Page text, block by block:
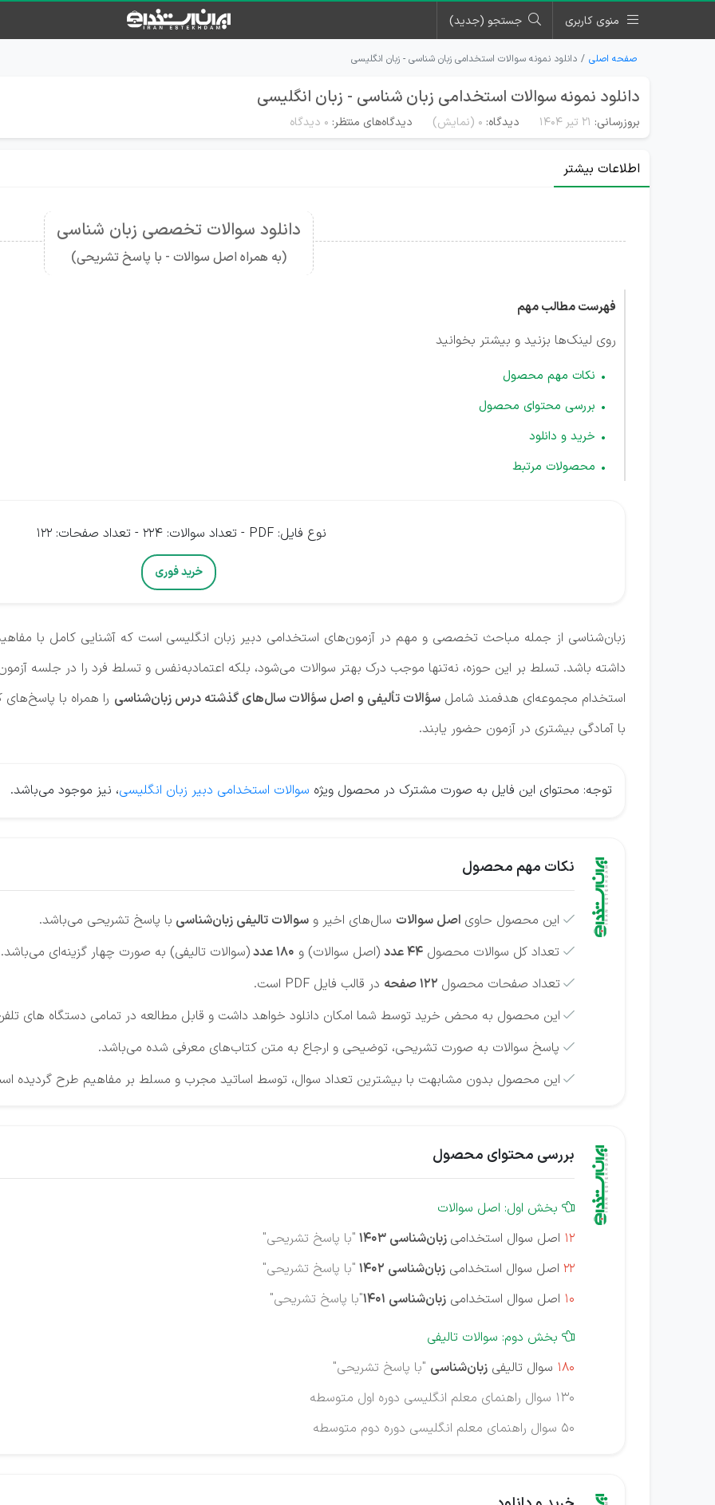
منوی کاربری جستجو (جدید)
صفحه اصلی دانلود نمونه سوالات استخدامی زبان شناسی - زبان انگلیسی
دانلود نمونه سوالات استخدامی زبان شناسی - زبان انگلیسی
بروزرسانی: ۲۱ تیر ۱۴۰۴ دیدگاه: 0 (نمایش) دیدگاه‌های منتظر: ۰ دیدگاه
اطلاعات بیشتر
دانلود سوالات تخصصی زبان شناسی
(به همراه اصل سوالات - با پاسخ تشریحی)
فهرست مطالب مهم
روی لینک‌ها بزنید و بیشتر بخوانید
نکات مهم محصول
بررسی محتوای محصول
خرید و دانلود
محصولات مرتبط
نوع فایل: PDF - تعداد سوالات: 224 - تعداد صفحات: 122
خرید فوری
زبان‌شناسی از جمله مباحث تخصصی و مهم در آزمون‌های استخدامی دبیر زبان انگلیسی است که آشنایی کامل با
داشته باشد. تسلط بر این حوزه، نه‌تنها موجب درک بهتر سوالات می‌شود، بلکه اعتمادبه‌نفس و تسلط فرد را در جلسه
استخدام مجموعه‌ای هدفمند شاملسؤالات تألیفی و اصل سؤالات سال‌های گذشته درس زبان‌شناسی را همراه با
با آمادگی بیشتری در آزمون حضور یابند.
توجه: محتوای این فایل به صورت مشترک در محصول ویژه سوالات استخدامی دبیر زبان انگلیسی، نیز موجود می‌باشد.
نکات مهم محصول
 این محصول حاوی اصل سوالات سال‌های اخیر و سوالات تالیفی زبان‌شناسی با پاسخ تشریحی می‌باشد.
 تعداد کل سوالات محصول 44 عدد (اصل سوالات) و 180 عدد (سوالات تالیفی) به صورت چهار گزینه‌ای می‌باشد.
 تعداد صفحات محصول در قالب فایل PDF است.
 این محصول به محض خرید توسط شما امکان دانلود خواهد داشت و قابل مطالعه در تمامی دستگاه های تلفن
 پاسخ سوالات به صورت تشریحی، توضیحی و ارجاع به متن کتاب‌های معرفی شده می‌باشد.
 این محصول بدون مشابهت با بیشترین تعداد سوال، توسط اساتید مجرب و مسلط بر مفاهیم طرح گردیده
بررسی محتوای محصول
 بخش اول: اصل سوالات
12 اصل سوال استخدامی زبان‌شناسی 1403
"با پاسخ تشریحی"
22 اصل سوال استخدامی زبان‌شناسی 1402
"با پاسخ تشریحی"
10 اصل سوال استخدامی زبان‌شناسی 1401 "با پاسخ تشریحی"
 بخش دوم: سوالات تالیفی
180 سوال تالیفی زبان‌شناسی "با پاسخ تشریحی"
130 سوال راهنمای معلم انگلیسی دوره اول متوسطه
50 سوال راهنمای معلم انگلیسی دوره دوم متوسطه